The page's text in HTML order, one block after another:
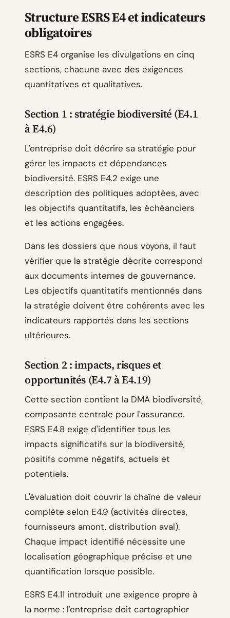
Structure ESRS E4 et indicateurs
obligatoires
ESRS E4 organise les divulgations en cinq
sections, chacune avec des exigences
quantitatives et qualitatives.
Section 1 : stratégie biodiversité (E4.1
à E4.6)
L'entreprise doit décrire sa stratégie pour
gérer les impacts et dépendances
biodiversité. ESRS E4.2 exige une
description des politiques adoptées, avec
les objectifs quantitatifs, les échéanciers
et les actions engagées.
Dans les dossiers que nous voyons, il faut
vérifier que la stratégie décrite correspond
aux documents internes de gouvernance.
Les objectifs quantitatifs mentionnés dans
la stratégie doivent être cohérents avec les
indicateurs rapportés dans les sections
ultérieures.
Section 2 : impacts, risques et
opportunités (E4.7 à E4.19)
Cette section contient la DMA biodiversité,
composante centrale pour l'assurance.
ESRS E4.8 exige d'identifier tous les
impacts significatifs sur la biodiversité,
positifs comme négatifs, actuels et
potentiels.
L'évaluation doit couvrir la chaîne de valeur
complète selon E4.9 (activités directes,
fournisseurs amont, distribution aval).
Chaque impact identifié nécessite une
localisation géographique précise et une
quantification lorsque possible.
ESRS E4.11 introduit une exigence propre à
la norme : l'entreprise doit cartographier